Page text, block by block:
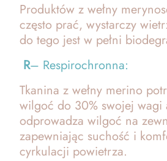
Produktów z wełny
często prać, wystarczy
do tego jest w pełni
R– Respirochronna:
Tkanina z wełny merino
wilgoć do 30% swojej wagi
odprowadza wilgoć na
zapewniając suchość i
cyrkulacji powietrza.